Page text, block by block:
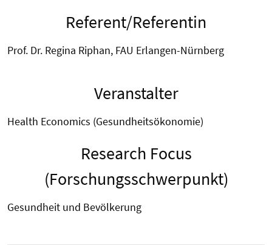
Referent/Referentin
Prof. Dr. Regina Riphan, FAU Erlangen-Nürnberg
Veranstalter
Health Economics (Gesundheitsökonomie)
Research Focus
(Forschungsschwerpunkt)
Gesundheit und Bevölkerung